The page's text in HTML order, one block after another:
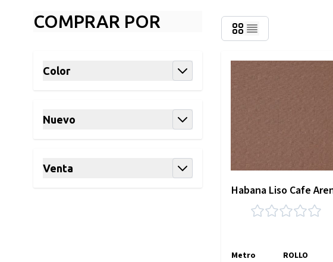
COMPRAR POR
Color
Nuevo
Venta
Habana Liso Cafe
Metro
ROLLO